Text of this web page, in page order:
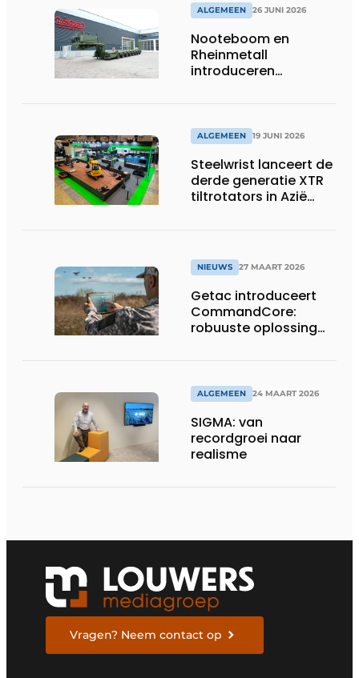
ALGEMEEN 26 JUNI 2026
Nooteboom en
Rheinmetall
introduceren
ALGEMEEN 19 JUNI 2026
Steelwrist lanceert de
derde generatie XTR
tiltrotators in Azië
NIEUWS 27 MAART 2026
Getac introduceert
CommandCore:
robuuste oplossing
ALGEMEEN 24 MAART 2026
SIGMA: van
recordgroei naar
realisme
Vragen? Neem contact op